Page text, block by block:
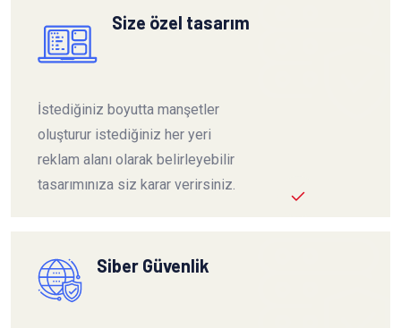
Size özel tasarım
İstediğiniz boyutta manşetler
oluşturur istediğiniz her yeri
reklam alanı olarak belirleyebilir
tasarımınıza siz karar verirsiniz.
Siber Güvenlik